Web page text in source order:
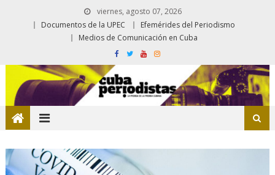
viernes, agosto 07, 2026
Documentos de la UPEC
Efemérides del Periodismo
Medios de Comunicación en Cuba